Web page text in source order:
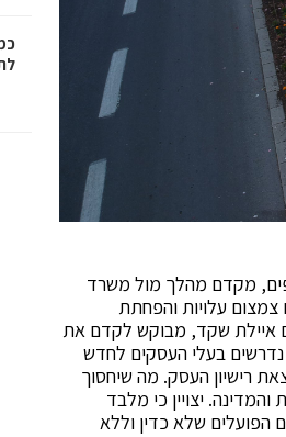
מקדם מהלך מול משרד
עלויות והפחתת
איילת שקד, מבוקש לקדם את
נדרשים בעלי העסקים לחדש
במהלך הוצאת רישיון העסק. מה שיחסוך
יצויין כי מלבד
הפועלים שלא כדין וללא